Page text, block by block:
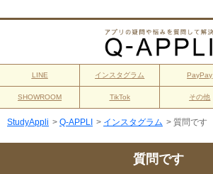
LINE インスタグラム PayPay
SHOWROOM TikTok その他
StudyAppli > Q-APPLI > インスタグラム > 質問です
質問です